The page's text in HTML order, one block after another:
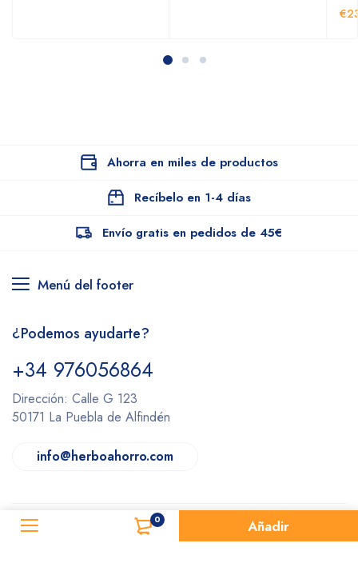
Ahorra en miles de productos
Recíbelo en 1-4 días
Envío gratis en pedidos de 45€
Menú del footer
¿Podemos ayudarte?
+34 976056864
Dirección: Calle G 123
50171 La Puebla de Alfindén
info@herboahorro.com
Herboahorro © 2022.Todos los derechos reservados.
0 Añadir